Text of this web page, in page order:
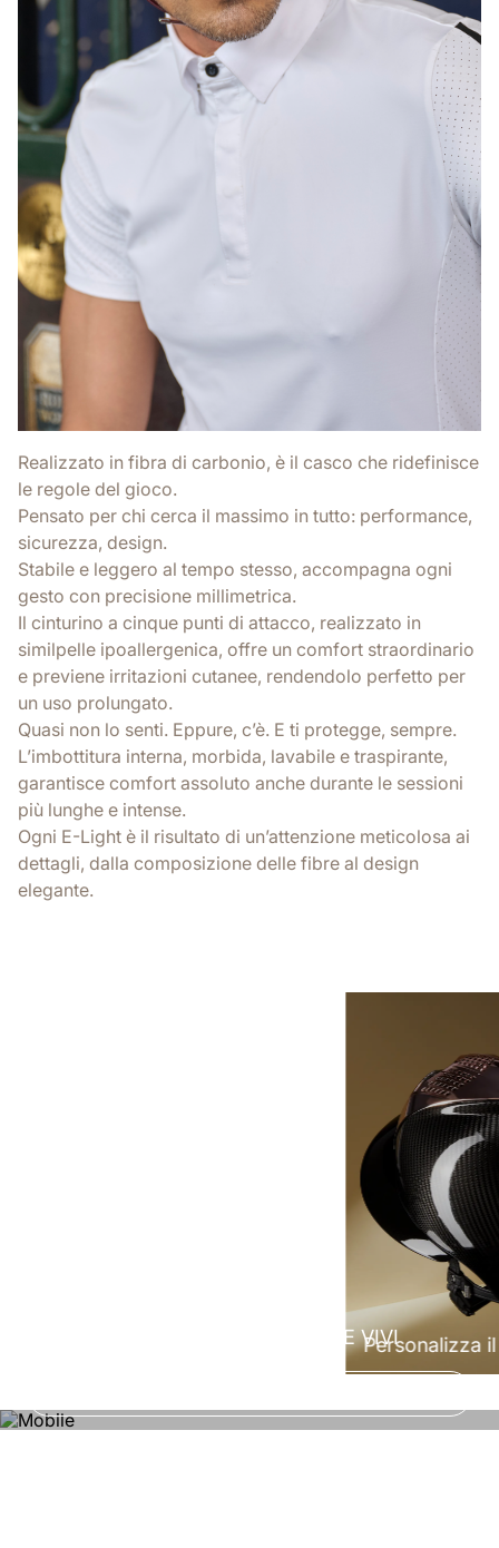
Realizzato in fibra di carbonio, è il casco che ridefinisce
le regole del gioco.
Pensato per chi cerca il massimo in tutto: performance,
sicurezza, design.
Stabile e leggero al tempo stesso, accompagna ogni
gesto con precisione millimetrica.
Il cinturino a cinque punti di attacco, realizzato in
similpelle ipoallergenica, offre un comfort straordinario
e previene irritazioni cutanee, rendendolo perfetto per
un uso prolungato.
Quasi non lo senti. Eppure, c’è. E ti protegge, sempre.
L’imbottitura interna, morbida, lavabile e traspirante,
garantisce comfort assoluto anche durante le sessioni
più lunghe e intense.
Ogni E-Light è il risultato di un’attenzione meticolosa ai
dettagli, dalla composizione delle fibre al design
elegante.
Personalizza
CONFIGURA ORA IL TUO CASCO E VIVI